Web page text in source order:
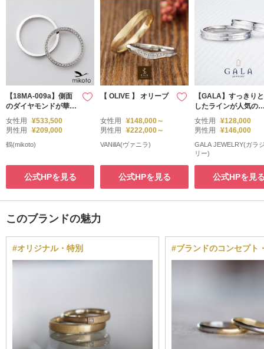
【18MA-009a】側面
のダイヤモンドが華や
かなフルエタニティの
結婚指輪
女性用
¥533,500
男性用
¥209,000
鶴(mikoto)
公式HPを見る
【 OLIVE 】 オリーブ
女性用
¥148,000～
男性用
¥222,000～
VANillA(ヴァニラ)
公式HPを見る
【GALA】すっきりと
したラインが人気の
ザイン！中央のつや
しがクール★
女性用
¥128,000
男性用
¥146,000
GALA JEWELRY(ガラ
リー)
公式HPを見
このブランドの魅力
#オリジナル・特別 #ブランドのコンセプト